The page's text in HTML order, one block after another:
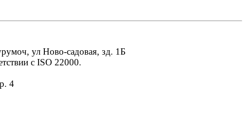
ул Ново-садовая, зд. 1Б
с ISО 22000.
4